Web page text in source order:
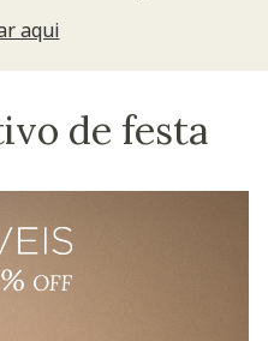
aqui
de festa